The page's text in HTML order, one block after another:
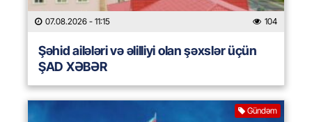
07.08.2026 - 11:15 104
Şəhid ailələri və əlilliyi olan şəxslər üçün
ŞAD XƏBƏR
Gündəm